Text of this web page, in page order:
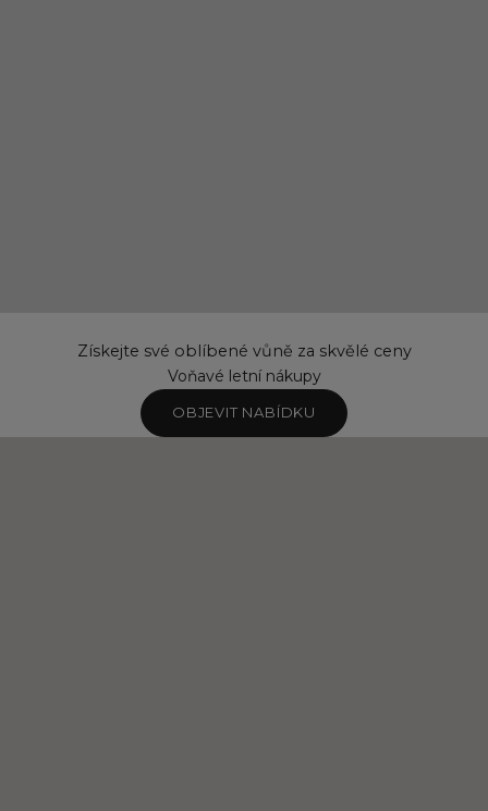
Získejte své oblíbené vůně za skvělé ceny
Voňavé letní nákupy
OBJEVIT NABÍDKU